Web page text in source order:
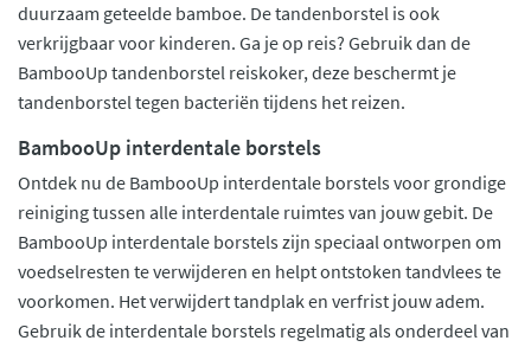
duurzaam geteelde bamboe. De tandenborstel is ook
verkrijgbaar voor kinderen. Ga je op reis? Gebruik dan de
BambooUp tandenborstel reiskoker, deze beschermt je
tandenborstel tegen bacteriën tijdens het reizen.
BambooUp interdentale borstels
Ontdek nu de BambooUp interdentale borstels voor grondige
reiniging tussen alle interdentale ruimtes van jouw gebit. De
BambooUp interdentale borstels zijn speciaal ontworpen om
voedselresten te verwijderen en helpt ontstoken tandvlees te
voorkomen. Het verwijdert tandplak en verfrist jouw adem.
Gebruik de interdentale borstels regelmatig als onderdeel van